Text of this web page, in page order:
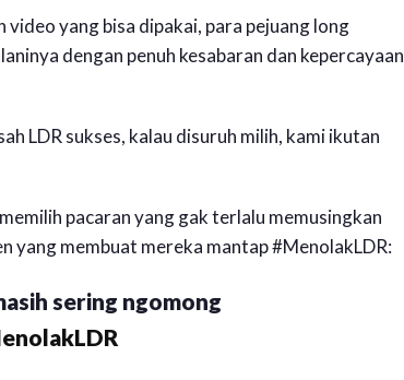
yang bisa dipakai, para pejuang long
dengan penuh kesabaran dan kepercayaan
LDR sukses, kalau disuruh milih, kami ikutan
pacaran yang gak terlalu memusingkan
yang membuat mereka mantap #MenolakLDR:
sering ngomong